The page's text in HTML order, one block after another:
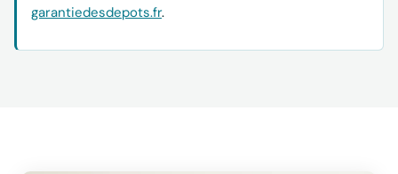
garantiedesdepots.fr.